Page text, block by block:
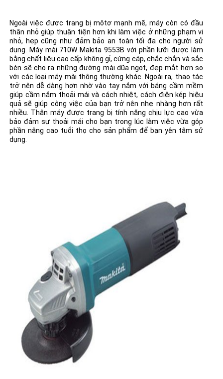
Ngoài việc được trang bị môtơ mạnh mẽ, máy còn có đầu
thân nhỏ giúp thuận tiện hơn khi làm việc ở những phạm vi
nhỏ, hẹp cũng như đảm bảo an toàn tối đa cho người sử
dụng. Máy mài 710W Makita 9553B với phần lưỡi được làm
bằng chất liệu cao cấp không gỉ, cứng cáp, chắc chắn và sắc
bén sẽ cho ra những đường mài dũa ngọt, đẹp mắt hơn so
với các loại máy mài thông thường khác. Ngoài ra, thao tác
trở nên dễ dàng hơn nhờ vào tay nắm với báng cầm mềm
giúp cầm nắm thoải mái và cách nhiệt, cách điện kép hiệu
quả sẽ giúp công việc của bạn trở nên nhẹ nhàng hơn rất
nhiều. Thân máy được trang bị tính năng chịu lực cao vừa
bảo đảm sự thoải mái cho bạn trong lúc làm việc vừa góp
phần nâng cao tuổi thọ cho sản phẩm để bạn yên tâm sử
dụng.